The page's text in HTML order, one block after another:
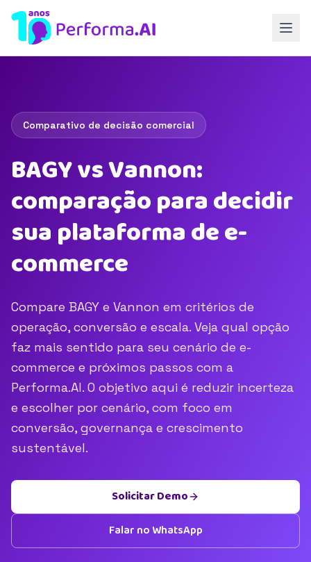
Comparativo de decisão comercial
BAGY vs Vannon:
comparação para decidir
sua plataforma de e-
commerce
Compare BAGY e Vannon em critérios de
operação, conversão e escala. Veja qual opção
faz mais sentido para seu cenário de e-
commerce e próximos passos com a
Performa.AI. O objetivo aqui é reduzir incerteza
e escolher por cenário, com foco em
conversão, governança e crescimento
sustentável.
Solicitar Demo
Falar no WhatsApp